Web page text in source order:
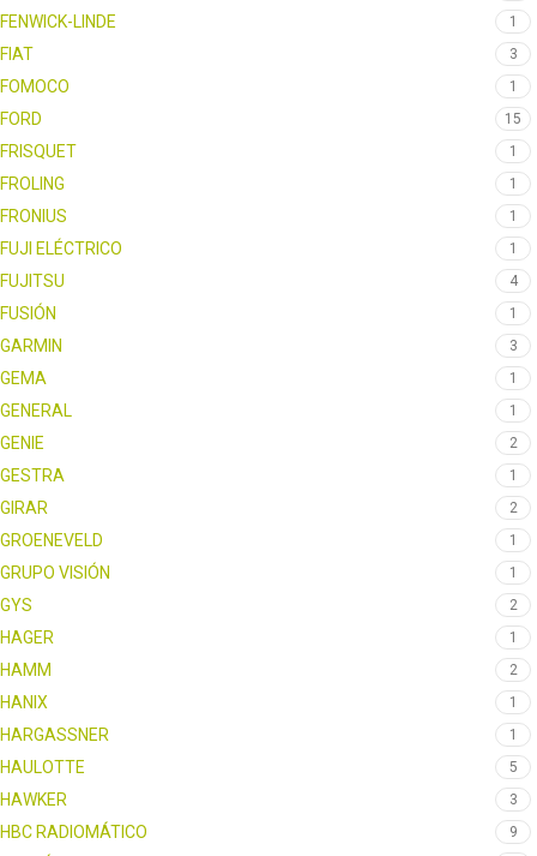
FENWICK-LINDE 1
FIAT 3
FOMOCO 1
FORD 15
FRISQUET 1
FROLING 1
FRONIUS 1
FUJI ELÉCTRICO 1
FUJITSU 4
FUSIÓN 1
GARMIN 3
GEMA 1
GENERAL 1
GENIE 2
GESTRA 1
GIRAR 2
GROENEVELD 1
GRUPO VISIÓN 1
GYS 2
HAGER 1
HAMM 2
HANIX 1
HARGASSNER 1
HAULOTTE 5
HAWKER 3
HBC RADIOMÁTICO 9